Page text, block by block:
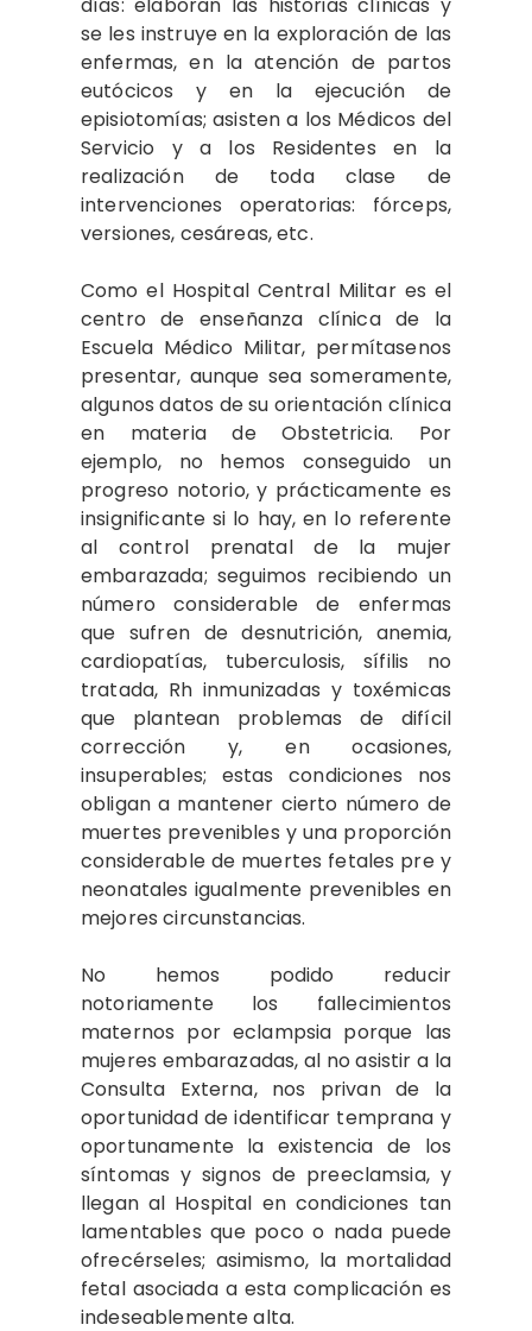
se les instruye en la exploración de las
enfermas, en la atención de partos
eutócicos y en la ejecución de
episiotomías; asisten a los Médicos del
Servicio y a los Residentes en la
realización de toda clase de
intervenciones operatorias: fórceps,
versiones, cesáreas, etc.
Como el Hospital Central Militar es el
centro de enseñanza clínica de la
Escuela Médico Militar, permítasenos
presentar, aunque sea someramente,
algunos datos de su orientación clínica
en materia de Obstetricia. Por
ejemplo, no hemos conseguido un
progreso notorio, y prácticamente es
insignificante si lo hay, en lo referente
al control prenatal de la mujer
embarazada; seguimos recibiendo un
número considerable de enfermas
que sufren de desnutrición, anemia,
cardiopatías, tuberculosis, sífilis no
tratada, Rh inmunizadas y toxémicas
que plantean problemas de difícil
corrección y, en ocasiones,
insuperables; estas condiciones nos
obligan a mantener cierto número de
muertes prevenibles y una proporción
considerable de muertes fetales pre y
neonatales igualmente prevenibles en
mejores circunstancias.
No hemos podido reducir
notoriamente los fallecimientos
maternos por eclampsia porque las
mujeres embarazadas, al no asistir a la
Consulta Externa, nos privan de la
oportunidad de identificar temprana y
oportunamente la existencia de los
síntomas y signos de preeclamsia, y
llegan al Hospital en condiciones tan
lamentables que poco o nada puede
ofrecérseles; asimismo, la mortalidad
fetal asociada a esta complicación es
indeseablemente alta.